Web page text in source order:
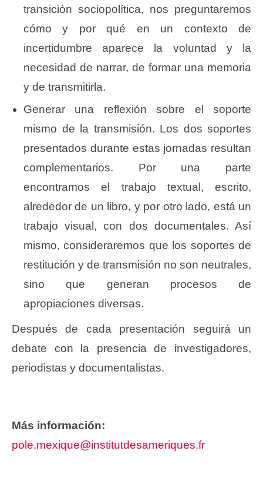
transición sociopolítica, nos preguntaremos
cómo y por qué en un contexto de
incertidumbre aparece la voluntad y la
necesidad de narrar, de formar una memoria
y de transmitirla.
Generar una reflexión sobre el soporte
mismo de la transmisión. Los dos soportes
presentados durante estas jornadas resultan
complementarios. Por una parte
encontramos el trabajo textual, escrito,
alrededor de un libro, y por otro lado, está un
trabajo visual, con dos documentales. Así
mismo, consideraremos que los soportes de
restitución y de transmisión no son neutrales,
sino que generan procesos de
apropiaciones diversas.
Después de cada presentación seguirá un
debate con la presencia de investigadores,
periodistas y documentalistas.
Más información:
pole.mexique@institutdesameriques.fr